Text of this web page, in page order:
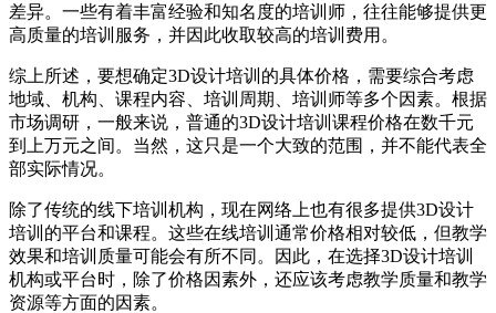
差异。一些有着丰富经验和知名度的培训师，往往能够提供更
高质量的培训服务，并因此收取较高的培训费用。
综上所述，要想确定3D设计培训的具体价格，需要综合考虑
地域、机构、课程内容、培训周期、培训师等多个因素。根据
市场调研，一般来说，普通的3D设计培训课程价格在数千元
到上万元之间。当然，这只是一个大致的范围，并不能代表全
部实际情况。
除了传统的线下培训机构，现在网络上也有很多提供3D设计
培训的平台和课程。这些在线培训通常价格相对较低，但教学
效果和培训质量可能会有所不同。因此，在选择3D设计培训
机构或平台时，除了价格因素外，还应该考虑教学质量和教学
资源等方面的因素。